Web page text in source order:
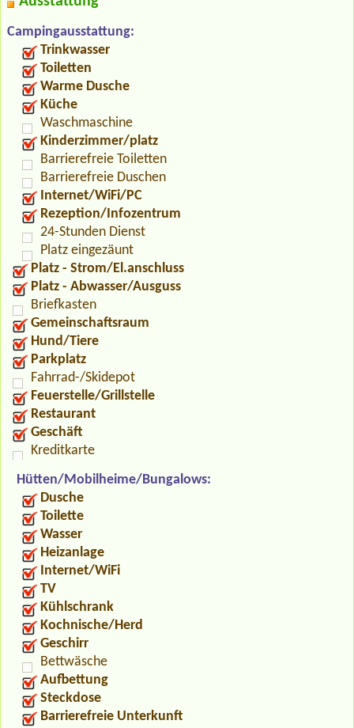
Campingausstattung:
Trinkwasser
Toiletten
Warme Dusche
Küche
Waschmaschine
Kinderzimmer/platz
Barrierefreie Toiletten
Barrierefreie Duschen
Internet/WiFi/PC
Rezeption/Infozentrum
24-Stunden Dienst
Platz eingezäunt
Platz - Strom/El.anschluss
Platz - Abwasser/Ausguss
Briefkasten
Gemeinschaftsraum
Hund/Tiere
Parkplatz
Fahrrad-/Skidepot
Feuerstelle/Grillstelle
Restaurant
Geschäft
Kreditkarte
Hütten/Mobilheime/Bungalows:
Dusche
Toilette
Wasser
Heizanlage
Internet/WiFi
TV
Kühlschrank
Kochnische/Herd
Geschirr
Bettwäsche
Aufbettung
Steckdose
Barrierefreie Unterkunft